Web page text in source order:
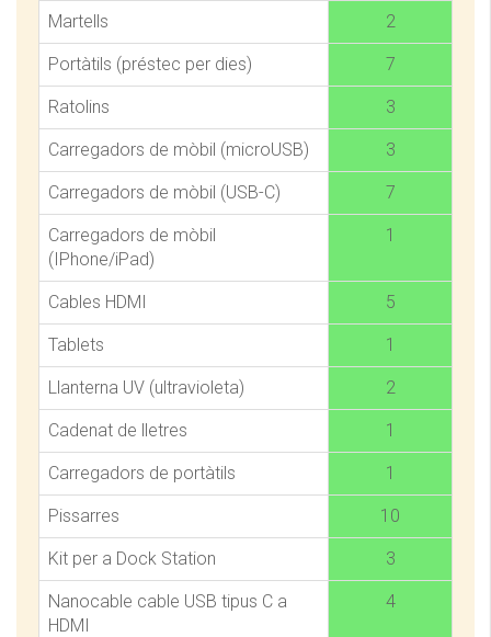
Martells 2
Portàtils (préstec per dies) 7
Ratolins 3
Carregadors de mòbil (microUSB) 3
Carregadors de mòbil (USB-C) 7
Carregadors de mòbil
(IPhone/iPad)
1
Cables HDMI 5
Tablets 1
Llanterna UV (ultravioleta) 2
Cadenat de lletres 1
Carregadors de portàtils 1
Pissarres 10
Kit per a Dock Station 3
Nanocable cable USB tipus C a
HDMI
4